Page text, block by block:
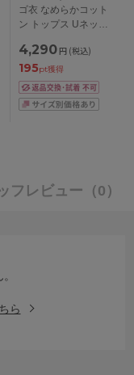
ゴ衣 なめらかコット
ン トップス Uネック 3
4,290 円 (税込)
195pt獲得
フレビュー （0）
ら